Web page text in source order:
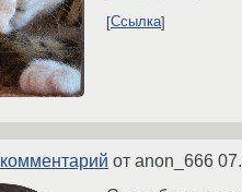
Ссылка
комментарий от anon_666